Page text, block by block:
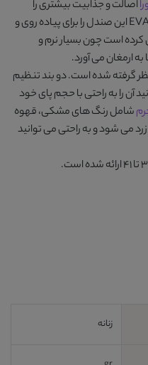
اصالت و جذابیت بیشتری را
نمایان می سازد. استفاده از زیره با جنس EVA این صندل را برای پیاده روی و
است چون بسیار نرم و
ارمغان می آورد.
سانتیمتر در نظر گرفته شده است. دو بند تنظیم
آن را به راحتی با حجم پای خود
شامل رنگ هایمشکی، قهوه
می شود و به راحتی می توانید
زنانه